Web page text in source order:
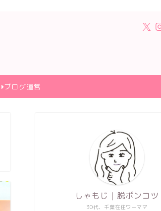
ブログ運営
30代、千葉在住ワーママ
しゃもじ｜脱ポンコツ